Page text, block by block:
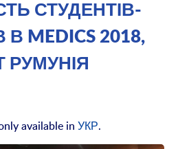
СТУДЕНТІВ-
В MEDICS 2018,
РУМУНІЯ
available inУКР.